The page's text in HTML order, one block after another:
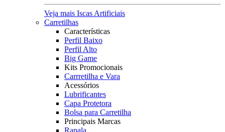
Veja mais Iscas Artificiais
Carretilhas
Características
Perfil Baixo
Perfil Alto
Big Game
Kits Promocionais
Carrretilha e Vara
Acessórios
Lubrificantes
Capa Protetora
Bolsa para Carretilha
Principais Marcas
Rapala